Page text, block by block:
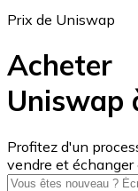
USD Coin
USDC
Prix de Uniswap
Acheter
Uniswap
Profitez d'un
vendre et échanger